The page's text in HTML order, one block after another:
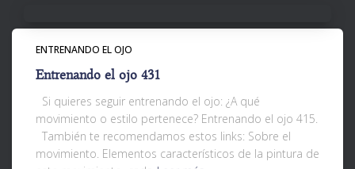
ENTRENANDO EL OJO
Entrenando el ojo 431
Si quieres seguir entrenando el ojo: ¿A qué
movimiento o estilo pertenece? Entrenando el ojo 415.
También te recomendamos estos links: Sobre el
movimiento. Elementos característicos de la pintura de